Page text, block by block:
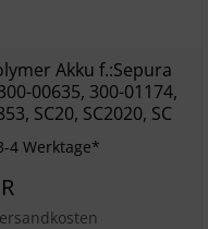
Akku f.:Sepura
00635, 300-01174,
SC20, SC2020, SC
4 Werktage*